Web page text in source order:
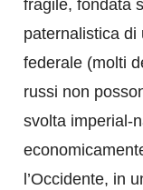
fragile, fondata
paternalistica di
federale (molti
russi non
svolta imperial-
l’Occidente, in